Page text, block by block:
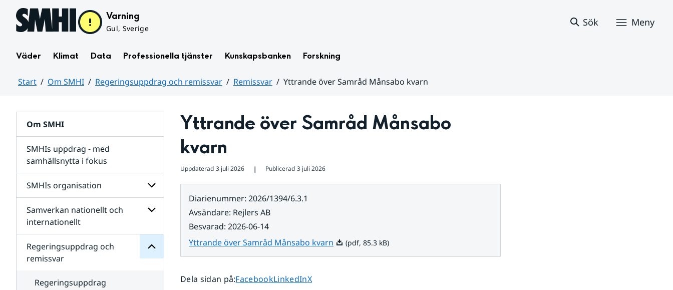
Hoppa till sidans innehåll Varning
Gul, Sverige
Sök Meny
Väder Klimat Data Professionella tjänster Kunskapsbanken Forskning
Start Om SMHI Regeringsuppdrag och remissvar Remissvar
Yttrande över Samråd Månsabo kvarn
Om SMHI
SMHIs uppdrag - med
samhällsnytta i fokus
SMHIs organisation
Undersidor
organisation
Samverkan nationellt och
internationellt
Undersidor
för
Samverkan
internationellt
Regeringsuppdrag och
remissvar
för
Regeringsuppdrag
remissvar
Regeringsuppdrag
Yttrande över Samråd Månsabo
kvarn
Uppdaterad 3 juli 2026 ❘ Publicerad 3 juli 2026
Diarienummer: 2026/1394/6.3.1
Avsändare: Rejlers AB
Besvarad: 2026-06-14
Yttrande över Samråd Månsabo kvarnPdf, 85.3 kB.
(pdf, 85.3 kB)
Dela sidan på:Dela sidan på
FacebookDela sidan på
LinkedInDela sidan på
X